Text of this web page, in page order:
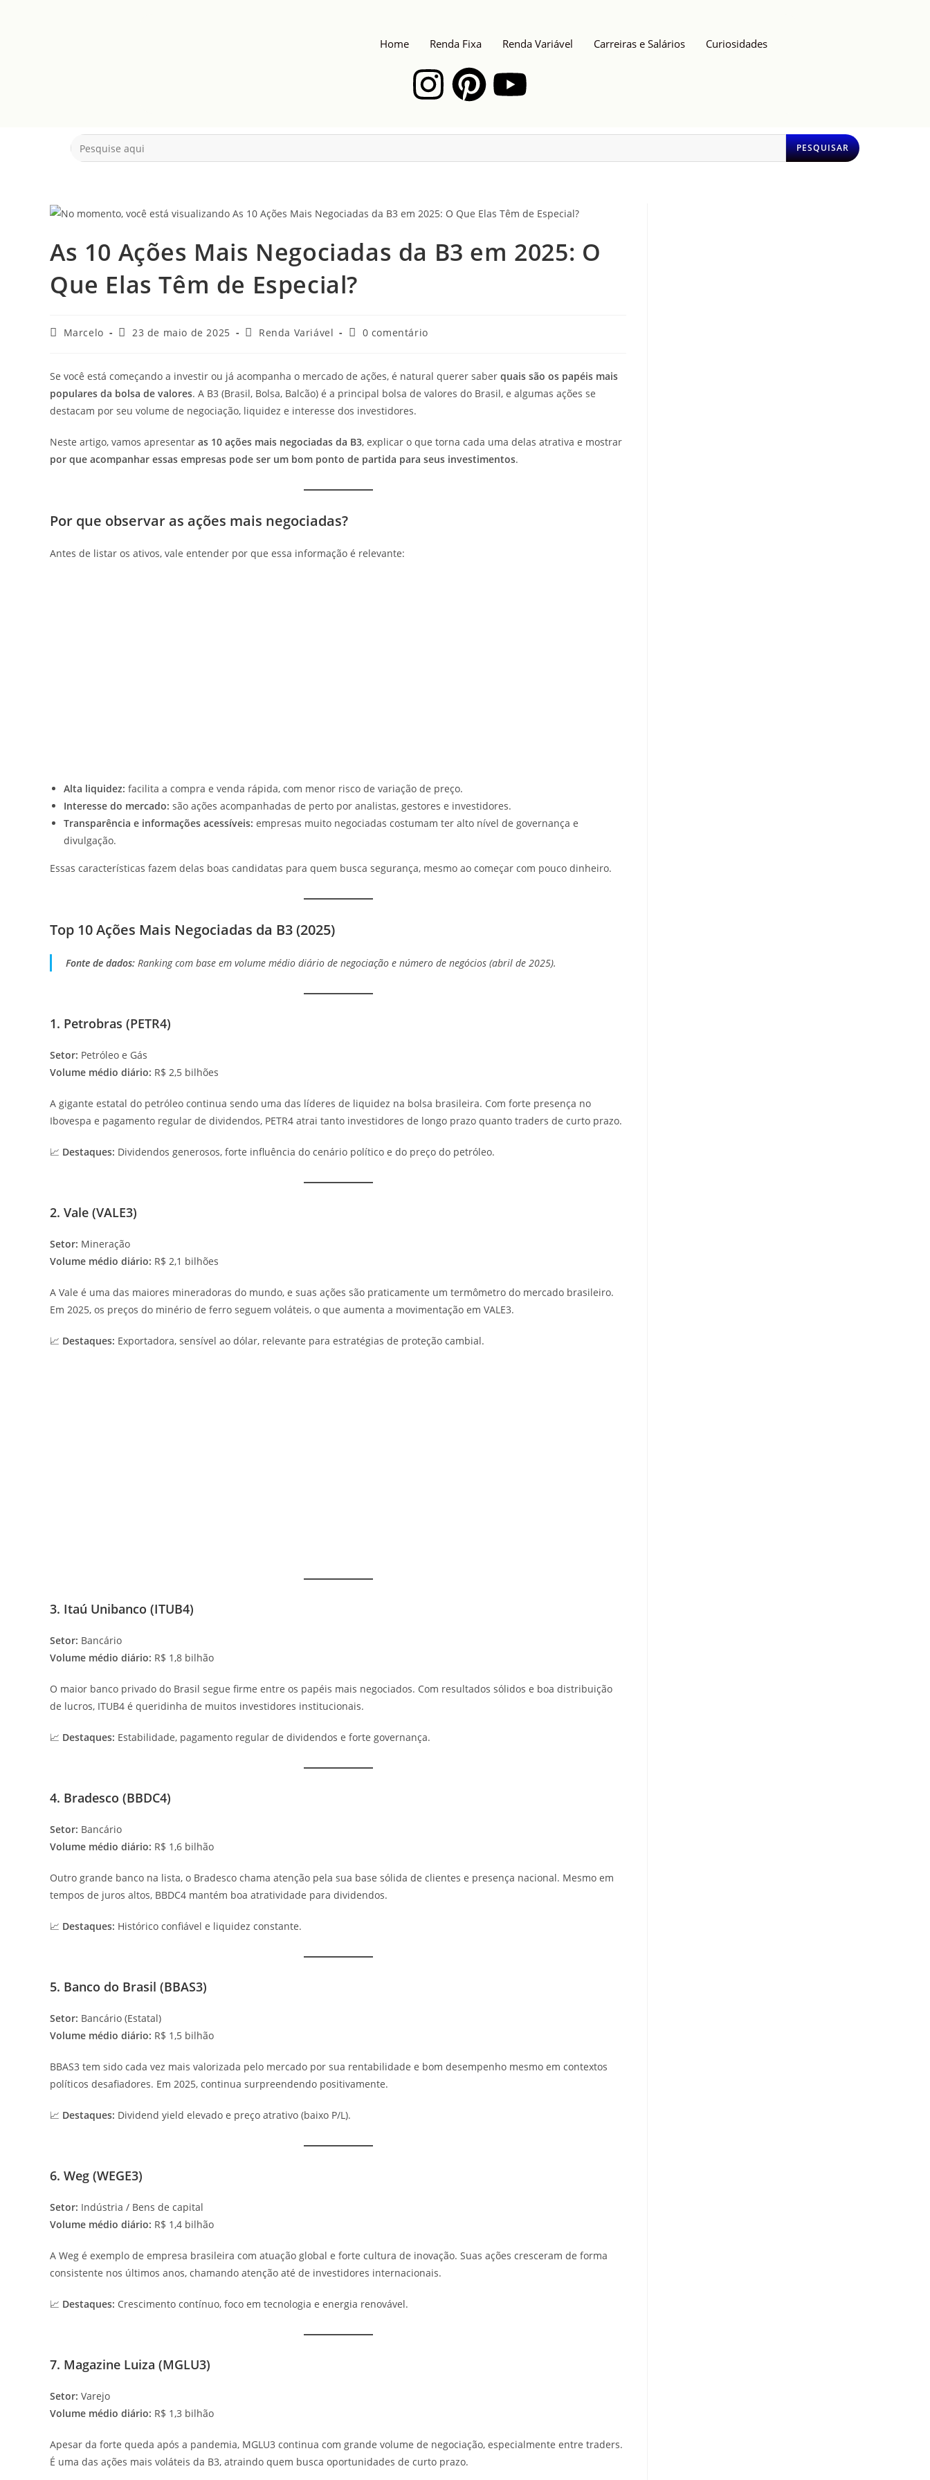
Home Renda Fixa Renda Variável Carreiras e Salários Curiosidades
PESQUISAR
As 10 Ações Mais Negociadas da B3 em 2025: O
Que Elas Têm de Especial?
Marcelo 23 de maio de 2025 Renda Variável 0 comentário
Se você está começando a investir ou já acompanha o mercado de ações, é natural querer saber quais são os papéis mais
populares da bolsa de valores. A B3 (Brasil, Bolsa, Balcão) é a principal bolsa de valores do Brasil, e algumas ações se
destacam por seu volume de negociação, liquidez e interesse dos investidores.
Neste artigo, vamos apresentar as 10 ações mais negociadas da B3, explicar o que torna cada uma delas atrativa e mostrar
por que acompanhar essas empresas pode ser um bom ponto de partida para seus investimentos.
Por que observar as ações mais negociadas?
Antes de listar os ativos, vale entender por que essa informação é relevante:
Alta liquidez: facilita a compra e venda rápida, com menor risco de variação de preço.
Interesse do mercado: são ações acompanhadas de perto por analistas, gestores e investidores.
Transparência e informações acessíveis: empresas muito negociadas costumam ter alto nível de governança e
divulgação.
Essas características fazem delas boas candidatas para quem busca segurança, mesmo ao começar com pouco dinheiro.
Top 10 Ações Mais Negociadas da B3 (2025)
Fonte de dados: Ranking com base em volume médio diário de negociação e número de negócios (abril de 2025).
1. Petrobras (PETR4)
Setor: Petróleo e Gás
Volume médio diário: R$ 2,5 bilhões
A gigante estatal do petróleo continua sendo uma das líderes de liquidez na bolsa brasileira. Com forte presença no
Ibovespa e pagamento regular de dividendos, PETR4 atrai tanto investidores de longo prazo quanto traders de curto prazo.
📈 Destaques: Dividendos generosos, forte influência do cenário político e do preço do petróleo.
2. Vale (VALE3)
Setor: Mineração
Volume médio diário: R$ 2,1 bilhões
A Vale é uma das maiores mineradoras do mundo, e suas ações são praticamente um termômetro do mercado brasileiro.
Em 2025, os preços do minério de ferro seguem voláteis, o que aumenta a movimentação em VALE3.
📈 Destaques: Exportadora, sensível ao dólar, relevante para estratégias de proteção cambial.
3. Itaú Unibanco (ITUB4)
Setor: Bancário
Volume médio diário: R$ 1,8 bilhão
O maior banco privado do Brasil segue firme entre os papéis mais negociados. Com resultados sólidos e boa distribuição
de lucros, ITUB4 é queridinha de muitos investidores institucionais.
📈 Destaques: Estabilidade, pagamento regular de dividendos e forte governança.
4. Bradesco (BBDC4)
Setor: Bancário
Volume médio diário: R$ 1,6 bilhão
Outro grande banco na lista, o Bradesco chama atenção pela sua base sólida de clientes e presença nacional. Mesmo em
tempos de juros altos, BBDC4 mantém boa atratividade para dividendos.
📈 Destaques: Histórico confiável e liquidez constante.
5. Banco do Brasil (BBAS3)
Setor: Bancário (Estatal)
Volume médio diário: R$ 1,5 bilhão
BBAS3 tem sido cada vez mais valorizada pelo mercado por sua rentabilidade e bom desempenho mesmo em contextos
políticos desafiadores. Em 2025, continua surpreendendo positivamente.
📈 Destaques: Dividend yield elevado e preço atrativo (baixo P/L).
6. Weg (WEGE3)
Setor: Indústria / Bens de capital
Volume médio diário: R$ 1,4 bilhão
A Weg é exemplo de empresa brasileira com atuação global e forte cultura de inovação. Suas ações cresceram de forma
consistente nos últimos anos, chamando atenção até de investidores internacionais.
📈 Destaques: Crescimento contínuo, foco em tecnologia e energia renovável.
7. Magazine Luiza (MGLU3)
Setor: Varejo
Volume médio diário: R$ 1,3 bilhão
Apesar da forte queda após a pandemia, MGLU3 continua com grande volume de negociação, especialmente entre traders.
É uma das ações mais voláteis da B3, atraindo quem busca oportunidades de curto prazo.